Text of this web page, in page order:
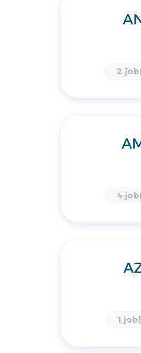
2
4
1